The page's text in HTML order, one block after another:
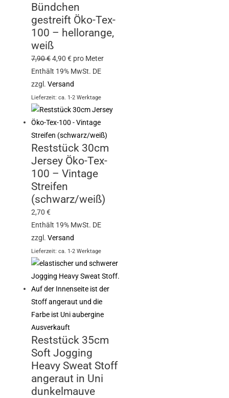
Bündchen
gestreift Öko-Tex-
100 – hellorange,
weiß
7,90€4,90€ pro Meter
Enthält 19% MwSt. DE
zzgl.Versand
Lieferzeit: ca. 1-2 Werktage
Reststück 30cm
Jersey Öko-Tex-
100 – Vintage
Streifen
(schwarz/weiß)
2,70€
Enthält 19% MwSt. DE
zzgl.Versand
Lieferzeit: ca. 1-2 Werktage
Ausverkauft
Reststück 35cm
Soft Jogging
Heavy Sweat Stoff
angeraut in Uni
dunkelmauve